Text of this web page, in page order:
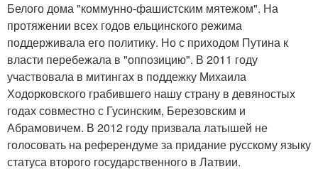
Белого дома "коммунно-фашистским мятежом". На
протяжении всех годов ельцинского режима
поддерживала его политику. Но с приходом Путина к
власти перебежала в "оппозицию". В 2011 году
участвовала в митингах в поддежку Михаила
Ходорковского грабившего нашу страну в девяностых
годах совместно с Гусинским, Березовским и
Абрамовичем. В 2012 году призвала латышей не
голосовать на референдуме за придание русскому языку
статуса второго государственного в Латвии.